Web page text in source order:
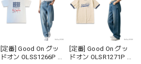
[定番] Good On グッ
ドオン OLSS1266P フ
[定番] Good On グッ
ドオン OLSR1271P ス